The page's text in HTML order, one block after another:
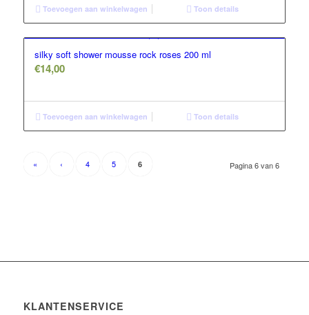
Toevoegen aan winkelwagen Toon details
silky soft shower mousse rock roses 200 ml
€14,00
Toevoegen aan winkelwagen Toon details
Pagina 6 van 6
« ‹ 4 5 6
KLANTENSERVICE